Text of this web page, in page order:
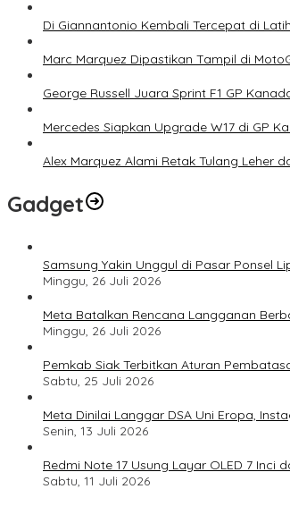
Di Giannantonio Kembali Tercepat di
Marc Marquez Dipastikan Tampil di
George Russell Juara Sprint F1 GP
Mercedes Siapkan Upgrade W17 di GP
Alex Marquez Alami Retak Tulang Leher
Gadget
Samsung Yakin Unggul di Pasar Ponsel
Minggu, 26 Juli 2026
Meta Batalkan Rencana Langganan
Minggu, 26 Juli 2026
Pemkab Siak Terbitkan Aturan
Sabtu, 25 Juli 2026
Meta Dinilai Langgar DSA Uni Eropa,
Senin, 13 Juli 2026
Redmi Note 17 Usung Layar OLED 7 Inci
Sabtu, 11 Juli 2026